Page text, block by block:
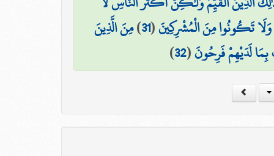
وَلَا تَكُونُوا مِنَ الْمُشْرِكِينَ(
31
)مِنَ الَّذِينَ
لَدَيْهِمْ فَرِحُونَ(
32
)